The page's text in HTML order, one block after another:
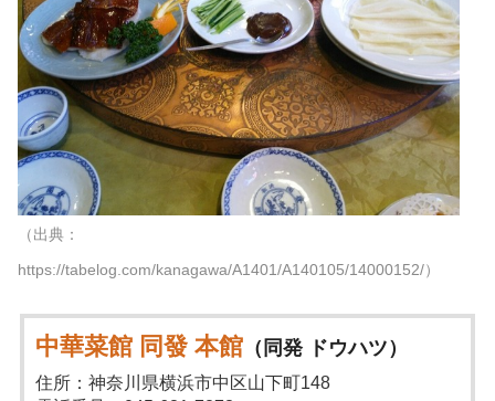
（出典：
https://tabelog.com/kanagawa/A1401/A140105/14000152/）
中華菜館 同發 本館 （同発 ドウハツ）
住所：神奈川県横浜市中区山下町148